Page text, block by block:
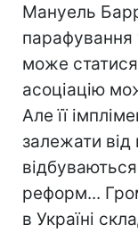
Мануель
парафування
може
асоціацію
Але її
залежати від
відбуваються
реформ...
в Україні